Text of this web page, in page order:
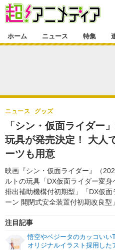
ゲーム・アプリ
グッズ
声優
舞台
特集一覧
ラキりす
連載マンガ
連載マンガ一覧
番組・動画
番組・動画一覧
動画
連載・ブログ
連載・ブログ一覧
編集部ブログ・お知らせ
ホーム ニュース 特集
「シン・仮面ライダー
玩具が発売決定！ 大人
ーツも用意
映画『シン・仮面ライダー』（
ルトの玩具「DX仮面ライダー変
排出補助機構付初期型」「DX仮
ーン 開閉式安全装置付初期改良型
ニュース グッズ
注目記事
悟空やベジータのカッコい
オリジナルイラスト採用し